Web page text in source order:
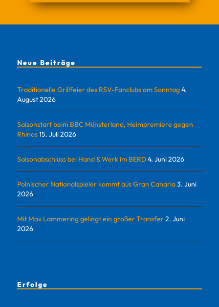
Neue Beiträge
Traditionelle Grillfeier des RSV-Fanclubs am Sonntag4.
August 2026
Saisonstart beim BBC Münsterland, Heimpremiere gegen
Rhinos15. Juli 2026
Saisonabschluss bei Hand & Werk im BERD4. Juni 2026
Polnischer Nationalspieler kommt aus Gran Canaria3. Juni
2026
Mit Max Lammering gelingt ein großer Transfer2. Juni
2026
Erfolge